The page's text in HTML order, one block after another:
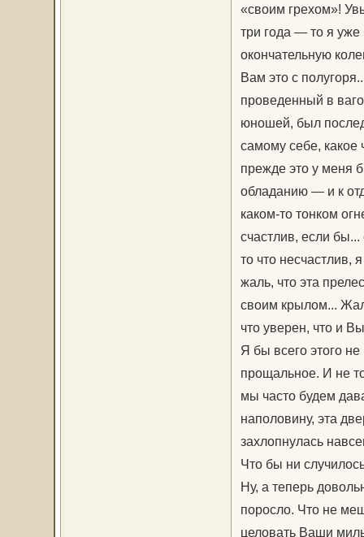
«своим грехом»!
три года — то я уже
окончательную
Вам это с
проведенный в
юношей, был
самому себе,
прежде это у меня
обладанию — и к
каком-то тонком
счастлив, если
то что несчастлив,
жаль, что эта
своим крылом...
что уверен, что и
Я бы всего этого
прощальное. И не
мы часто будем
наполовину, эта
захлопнулась
Что бы ни
Ну, а теперь
поросло. Что не
целовать Ваши